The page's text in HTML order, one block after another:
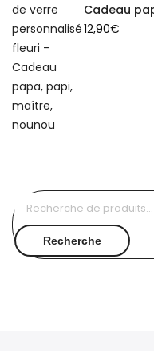
Cadeau
12,90€
Recherche